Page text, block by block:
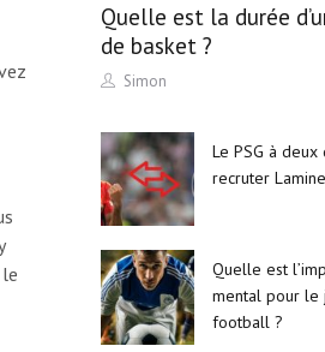
Quelle est la durée
de basket ?
Author
Simon
Le PSG à
recruter
Quelle est
mental pour le
football ?